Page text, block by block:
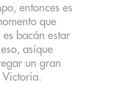
entonces es
que
bacán estar
asíque
un gran
Victoria.